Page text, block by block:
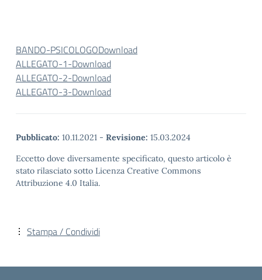
BANDO-PSICOLOGODownload
ALLEGATO-1-Download
ALLEGATO-2-Download
ALLEGATO-3-Download
Pubblicato: 10.11.2021 - Revisione: 15.03.2024
Eccetto dove diversamente specificato, questo articolo è
stato rilasciato sotto Licenza Creative Commons
Attribuzione 4.0 Italia.
Stampa / Condividi